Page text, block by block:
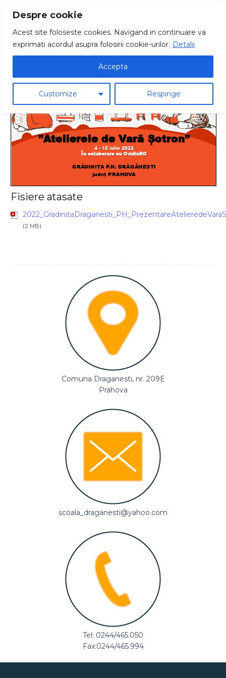
Despre cookie
Acest site foloseste cookies. Navigand in continuare va
exprimati acordul asupra folosirii cookie-urilor. Detalii
Customize Respinge
Accepta
2022 Gradinita Draganesti PH Prezentare Ateliere de Vara
Sotron prof. Mereu Nicoleta si Neagu Florentina
Fisiere atasate
(2 MB)
Comuna Draganesti, nr. 209E
Prahova
scoala_draganesti@yahoo.com
Tel: 0244/465.050
Fax:0244/465.994